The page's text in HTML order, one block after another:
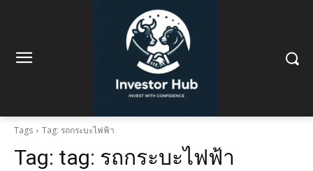
Tags Tag: รถกระบะไฟฟ้า
Tag: tag: รถกระบะไฟฟ้า